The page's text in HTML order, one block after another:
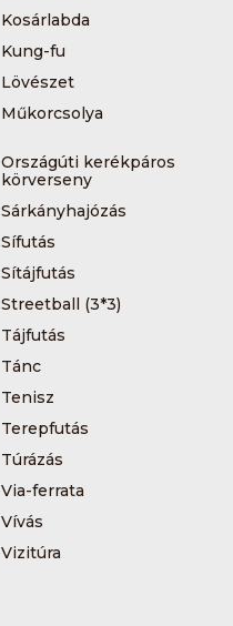
Kosárlabda
Kung-fu
Lövészet
Műkorcsolya
Országúti kerékpáros
körverseny
Sárkányhajózás
Sífutás
Sítájfutás
Streetball (3*3)
Tájfutás
Tánc
Tenisz
Terepfutás
Túrázás
Via-ferrata
Vívás
Vizitúra